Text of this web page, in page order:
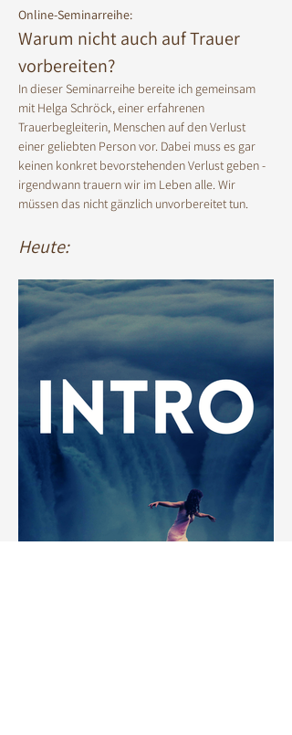
Online-Seminarreihe:
Warum nicht auch auf Trauer
vorbereiten?
In dieser Seminarreihe bereite ich gemeinsam
mit Helga Schröck, einer erfahrenen
Trauerbegleiterin, Menschen auf den Verlust
einer geliebten Person vor. Dabei muss es gar
keinen konkret bevorstehenden Verlust geben -
irgendwann trauern wir im Leben alle. Wir
müssen das nicht gänzlich unvorbereitet tun.
Heute: